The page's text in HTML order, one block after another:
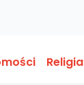
Religia